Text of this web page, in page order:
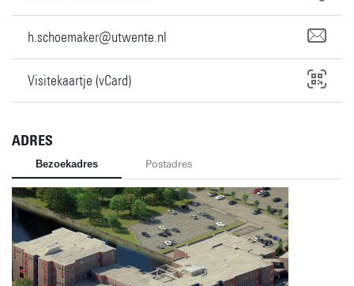
h.schoemaker@utwente.nl
Visitekaartje (vCard)
ADRES
Bezoekadres Postadres